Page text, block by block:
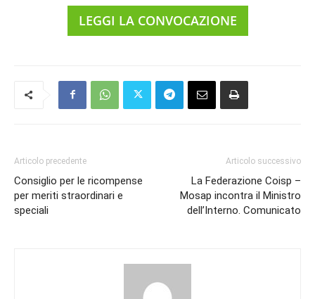
LEGGI LA CONVOCAZIONE
Articolo precedente
Consiglio per le ricompense
per meriti straordinari e
speciali
Articolo successivo
La Federazione Coisp –
Mosap incontra il Ministro
dell’Interno. Comunicato